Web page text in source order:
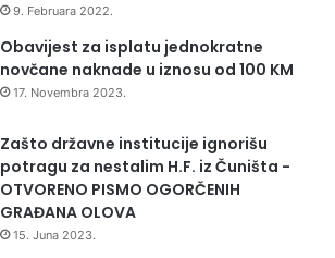
9. Februara 2022.
Obavijest za isplatu jednokratne
novčane naknade u iznosu od 100 KM
17. Novembra 2023.
Zašto državne institucije ignorišu
potragu za nestalim H.F. iz Čuništa -
OTVORENO PISMO OGORČENIH
GRAĐANA OLOVA
15. Juna 2023.